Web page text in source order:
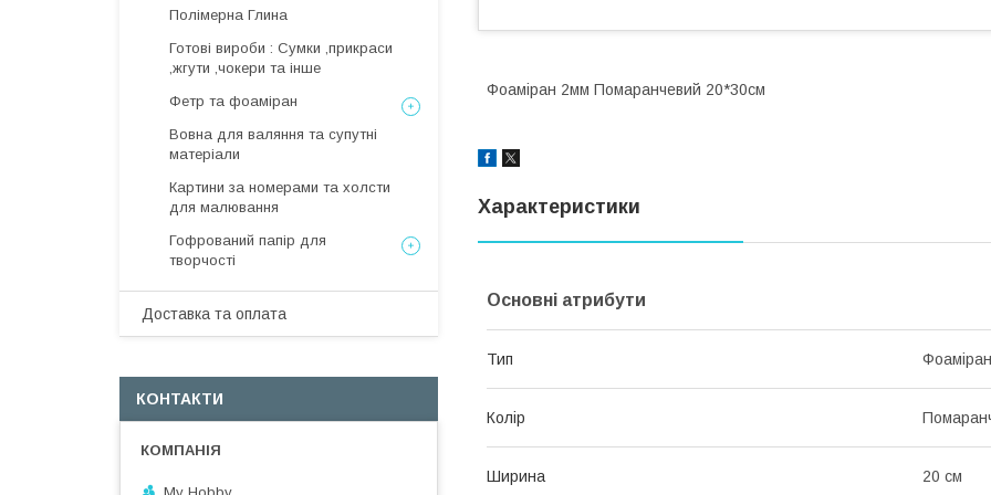
Фоаміран 2мм Помаранчевий 20*30см
Характеристики
Основні атрибути
Тип Фоаміран
Колір
Ширина 20 см
Полімерна Глина
Готові вироби : Сумки ,прикраси
,жгути ,чокери та інше
Фетр та фоаміран
Вовна для валяння та супутні
матеріали
Картини за номерами та холсти
для малювання
Гофрований папір для
творчості
Доставка та оплата
КОНТАКТИ